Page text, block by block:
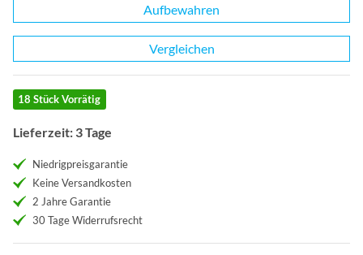
Aufbewahren
Vergleichen
18 Stück Vorrätig
Lieferzeit: 3 Tage
Niedrigpreisgarantie
Keine Versandkosten
2 Jahre Garantie
30 Tage Widerrufsrecht